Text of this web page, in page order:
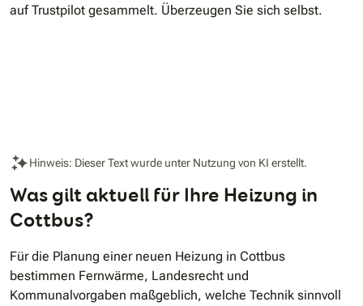
auf Trustpilot gesammelt. Überzeugen Sie sich selbst.
Hinweis: Dieser Text wurde unter Nutzung von KI erstellt.
Was gilt aktuell für Ihre Heizung in
Cottbus?
Für die Planung einer neuen Heizung in Cottbus
bestimmen Fernwärme, Landesrecht und
Kommunalvorgaben maßgeblich, welche Technik sinnvoll